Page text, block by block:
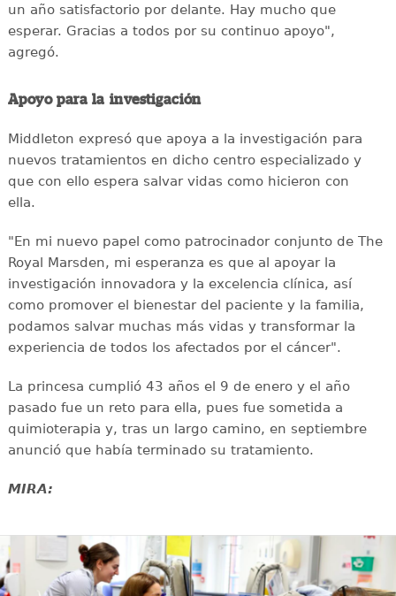
un año satisfactorio por delante. Hay mucho que
esperar. Gracias a todos por su continuo apoyo",
agregó.
Apoyo para la investigación
Middleton expresó que apoya a la investigación para
nuevos tratamientos en dicho centro especializado y
que con ello espera salvar vidas como hicieron con
ella.
"En mi nuevo papel como patrocinador conjunto de The
Royal Marsden, mi esperanza es que al apoyar la
investigación innovadora y la excelencia clínica, así
como promover el bienestar del paciente y la familia,
podamos salvar muchas más vidas y transformar la
experiencia de todos los afectados por el cáncer".
La princesa cumplió 43 años el 9 de enero y el año
pasado fue un reto para ella, pues fue sometida a
quimioterapia y, tras un largo camino, en septiembre
anunció que había terminado su tratamiento.
MIRA: